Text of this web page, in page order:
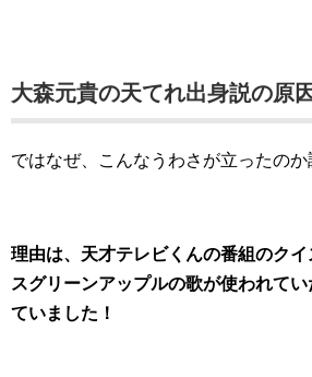
大森元貴の天てれ出身説の原因
ではなぜ、こんなうわさが立ったのか
理由は、天才テレビくんの番組のク
スグリーンアップルの歌が使われて
ていました！